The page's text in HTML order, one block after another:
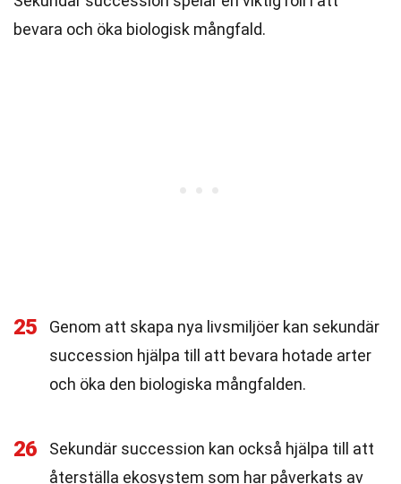
bevara och öka biologisk mångfald.
25
Genom att skapa nya livsmiljöer kan sekundär
succession hjälpa till att bevara hotade arter
och öka den biologiska mångfalden.
26
Sekundär succession kan också hjälpa till att
återställa ekosystem som har påverkats av